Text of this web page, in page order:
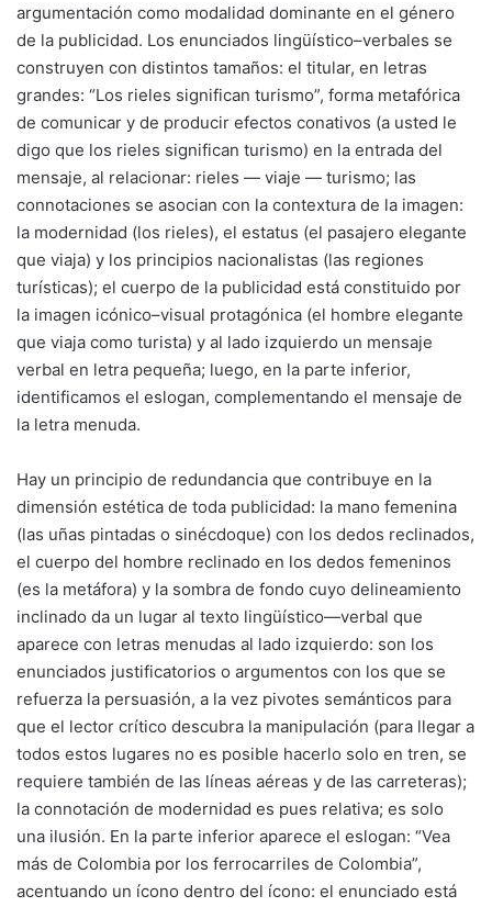
argumentación como modalidad dominante en el género
de la publicidad. Los enunciados lingüístico–verbales se
construyen con distintos tamaños: el titular, en letras
grandes: “Los rieles significan turismo”, forma metafórica
de comunicar y de producir efectos conativos (a usted le
digo que los rieles significan turismo) en la entrada del
mensaje, al relacionar: rieles — viaje — turismo; las
connotaciones se asocian con la contextura de la imagen:
la modernidad (los rieles), el estatus (el pasajero elegante
que viaja) y los principios nacionalistas (las regiones
turísticas); el cuerpo de la publicidad está constituido por
la imagen icónico–visual protagónica (el hombre elegante
que viaja como turista) y al lado izquierdo un mensaje
verbal en letra pequeña; luego, en la parte inferior,
identificamos el eslogan, complementando el mensaje de
la letra menuda.
Hay un principio de redundancia que contribuye en la
dimensión estética de toda publicidad: la mano femenina
(las uñas pintadas o sinécdoque) con los dedos reclinados,
el cuerpo del hombre reclinado en los dedos femeninos
(es la metáfora) y la sombra de fondo cuyo delineamiento
inclinado da un lugar al texto lingüístico—verbal que
aparece con letras menudas al lado izquierdo: son los
enunciados justificatorios o argumentos con los que se
refuerza la persuasión, a la vez pivotes semánticos para
que el lector crítico descubra la manipulación (para llegar a
todos estos lugares no es posible hacerlo solo en tren, se
requiere también de las líneas aéreas y de las carreteras);
la connotación de modernidad es pues relativa; es solo
una ilusión. En la parte inferior aparece el eslogan: “Vea
más de Colombia por los ferrocarriles de Colombia”,
acentuando un ícono dentro del ícono: el enunciado está